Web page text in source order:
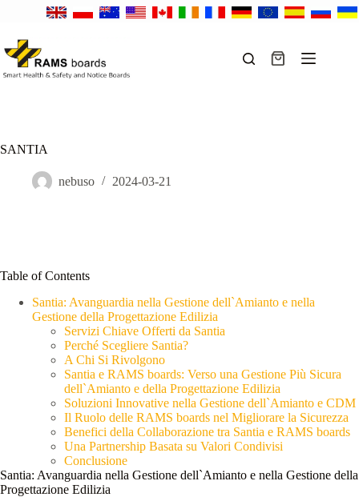
Carrello
SANTIA
nebuso 2024-03-21
Table of Contents
Santia: Avanguardia nella Gestione dell`Amianto e nella
Gestione della Progettazione Edilizia
Servizi Chiave Offerti da Santia
Perché Scegliere Santia?
A Chi Si Rivolgono
Santia e RAMS boards: Verso una Gestione Più Sicura
dell`Amianto e della Progettazione Edilizia
Soluzioni Innovative nella Gestione dell`Amianto e CDM
Il Ruolo delle RAMS boards nel Migliorare la Sicurezza
Benefici della Collaborazione tra Santia e RAMS boards
Una Partnership Basata su Valori Condivisi
Conclusione
Santia: Avanguardia nella Gestione dell`Amianto e nella Gestione della
Progettazione Edilizia